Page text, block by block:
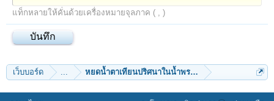
แท็กหลายให้คั่นด้วยเครื่องหมายจุลภาค ( , )
เว็บบอร์ด ... หยดน้ำตาเทียนปริศนาในน้ำพระพุทธมนต์